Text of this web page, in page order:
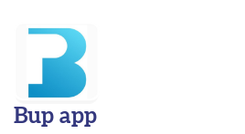
Bup app